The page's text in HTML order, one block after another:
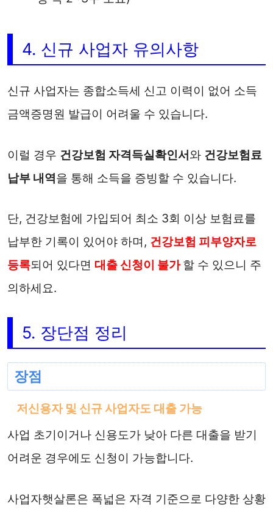
4. 신규 사업자 유의사항
신규 사업자는 종합소득세 신고 이력이 없어 소득
금액증명원 발급이 어려울 수 있습니다.
이럴 경우 건강보험 자격득실확인서와 건강보험료
납부 내역을 통해 소득을 증빙할 수 있습니다.
단, 건강보험에 가입되어 최소 3회 이상 보험료를
납부한 기록이 있어야 하며, 건강보험 피부양자로
등록되어 있다면 대출 신청이 불가할 수 있으니 주
의하세요.
5. 장단점 정리
장점
저신용자 및 신규 사업자도 대출 가능
사업 초기이거나 신용도가 낮아 다른 대출을 받기
어려운 경우에도 신청이 가능합니다.
사업자햇살론은 폭넓은 자격 기준으로 다양한 상황